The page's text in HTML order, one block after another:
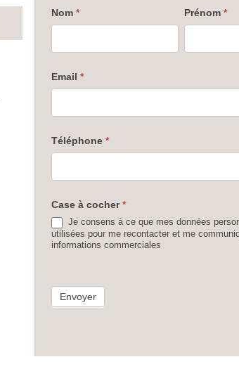
Nom * Prénom *
Email *
Téléphone *
Case à cocher*
Je consens à ce que mes données
utilisées pour me recontacter et me
informations commerciales
Envoyer